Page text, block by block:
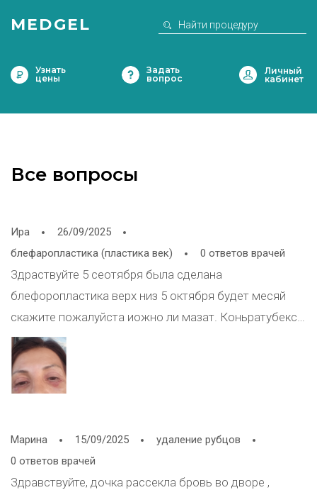
MEDGEL
Узнать
цены
Задать
вопрос
Все вопросы
Ира
26/09/2025
блефаропластика (пластика век)
0 ответов врачей
Здраствуйте 5 сеотября была сделана
блефоропластика верх низ 5 октября будет месяй
скажите пожалуйста иожно ли мазат. Коньратубекс
на веки
Марина 15/09/2025
удаление рубцов
0 ответов врачей
Здравствуйте, дочка рассекла бровь во дворе ,